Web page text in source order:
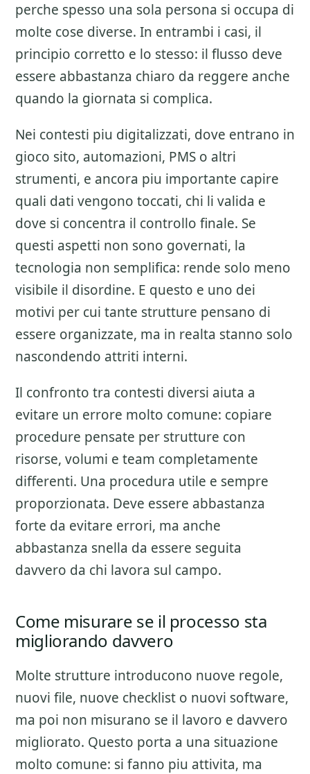
perche spesso una sola persona si occupa di
molte cose diverse. In entrambi i casi, il
principio corretto e lo stesso: il flusso deve
essere abbastanza chiaro da reggere anche
quando la giornata si complica.
Nei contesti piu digitalizzati, dove entrano in
gioco sito, automazioni, PMS o altri
strumenti, e ancora piu importante capire
quali dati vengono toccati, chi li valida e
dove si concentra il controllo finale. Se
questi aspetti non sono governati, la
tecnologia non semplifica: rende solo meno
visibile il disordine. E questo e uno dei
motivi per cui tante strutture pensano di
essere organizzate, ma in realta stanno solo
nascondendo attriti interni.
Il confronto tra contesti diversi aiuta a
evitare un errore molto comune: copiare
procedure pensate per strutture con
risorse, volumi e team completamente
differenti. Una procedura utile e sempre
proporzionata. Deve essere abbastanza
forte da evitare errori, ma anche
abbastanza snella da essere seguita
davvero da chi lavora sul campo.
Come misurare se il processo sta
migliorando davvero
Molte strutture introducono nuove regole,
nuovi file, nuove checklist o nuovi software,
ma poi non misurano se il lavoro e davvero
migliorato. Questo porta a una situazione
molto comune: si fanno piu attivita, ma